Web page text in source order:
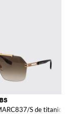
S de titanio